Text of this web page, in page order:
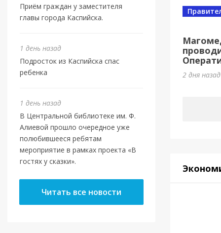
Приём граждан у заместителя
главы города Каспийска.
1 день назад
Подросток из Каспийска спас
ребенка
1 день назад
В Центральной библиотеке им. Ф.
Алиевой прошло очередное уже
полюбившееся ребятам
мероприятие в рамках проекта «В
гостях у сказки».
Читать все новости
2 дня